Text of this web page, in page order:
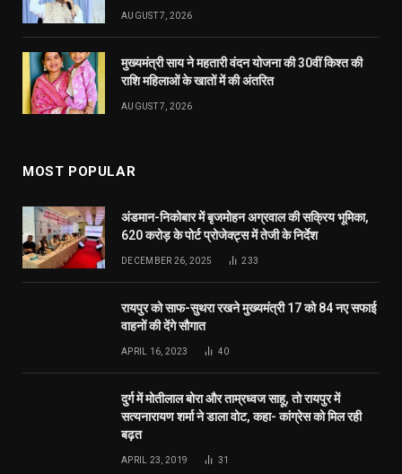
AUGUST 7, 2026
मुख्यमंत्री साय ने महतारी वंदन योजना की 30वीं किश्त की
राशि महिलाओं के खातों में की अंतरित
AUGUST 7, 2026
MOST POPULAR
अंडमान-निकोबार में बृजमोहन अग्रवाल की सक्रिय भूमिका,
620 करोड़ के पोर्ट प्रोजेक्ट्स में तेजी के निर्देश
DECEMBER 26, 2025 233
रायपुर को साफ-सुथरा रखने मुख्यमंत्री 17 को 84 नए सफाई
वाहनों की देंगे सौगात
APRIL 16, 2023 40
दुर्ग में मोतीलाल बोरा और ताम्रध्वज साहू, तो रायपुर में
सत्यनारायण शर्मा ने डाला वोट, कहा- कांग्रेस को मिल रही
बढ़त
APRIL 23, 2019 31